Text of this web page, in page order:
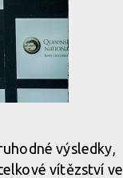
výsledky,
vítězství ve